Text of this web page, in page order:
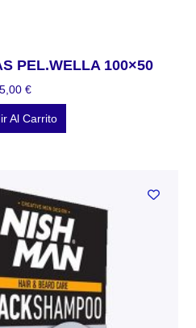
PEL.WELLA 100×50
5,00 €
Al Carrito